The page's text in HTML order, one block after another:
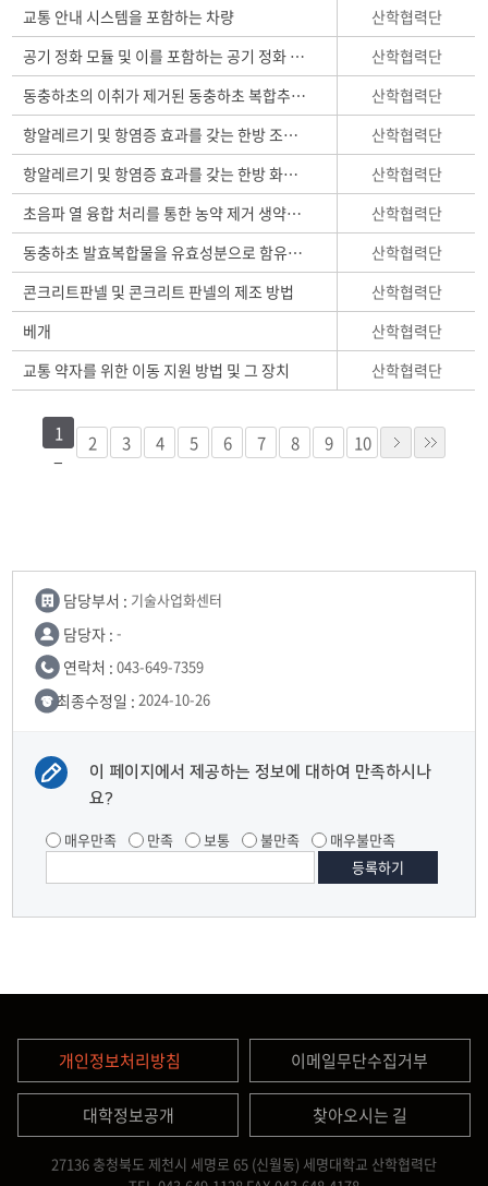
교통 안내 시스템을 포함하는 차량
산학협력단
공기 정화 모듈 및 이를 포함하는 공기 정화 장치
산학협력단
동충하초의 이취가 제거된 동충하초 복합추출물 및 그 제조방법
산학협력단
항알레르기 및 항염증 효과를 갖는 한방 조성물
산학협력단
항알레르기 및 항염증 효과를 갖는 한방 화장료 조성물
산학협력단
초음파 열 융합 처리를 통한 농약 제거 생약재 추출물 및 이의 제조방법
산학협력단
동충하초 발효복합물을 유효성분으로 함유하는 커피생두 및 그 제조방법
산학협력단
콘크리트판넬 및 콘크리트 판넬의 제조 방법
산학협력단
베개
산학협력단
교통 약자를 위한 이동 지원 방법 및 그 장치
산학협력단
1 2 3 4 5 6 7 8 9 10
담당부서 : 기술사업화센터
담당자 : -
연락처 : 043-649-7359
최종수정일 : 2024-10-26
이 페이지에서 제공하는 정보에 대하여 만족하시나
요?
매우만족 만족 보통 불만족 매우불만족
개인정보처리방침 이메일무단수집거부
대학정보공개 찾아오시는 길
27136 충청북도 제천시 세명로 65 (신월동) 세명대학교 산학협력단